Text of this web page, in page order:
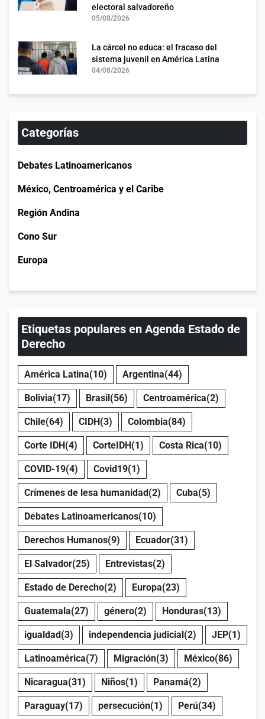
electoral salvadoreño
05/08/2026
La cárcel no educa: el fracaso del
sistema juvenil en América Latina
04/08/2026
Categorías
Debates Latinoamericanos
México, Centroamérica y el Caribe
Región Andina
Cono Sur
Europa
Etiquetas populares en Agenda Estado de
Derecho
América Latina(10) Argentina(44)
Bolivia(17) Brasil(56) Centroamérica(2)
Chile(64) CIDH(3) Colombia(84)
Corte IDH(4) CorteIDH(1) Costa Rica(10)
COVID-19(4) Covid19(1)
Crímenes de lesa humanidad(2) Cuba(5)
Debates Latinoamericanos(10)
Derechos Humanos(9) Ecuador(31)
El Salvador(25) Entrevistas(2)
Estado de Derecho(2) Europa(23)
Guatemala(27) género(2) Honduras(13)
igualdad(3) independencia judicial(2) JEP(1)
Latinoamérica(7) Migración(3) México(86)
Nicaragua(31) Niños(1) Panamá(2)
Paraguay(17) persecución(1) Perú(34)